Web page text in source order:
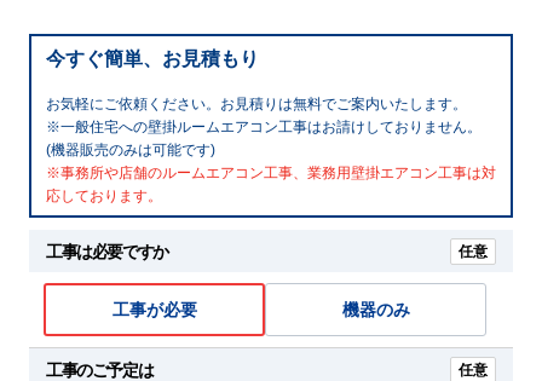
今すぐ簡単、お見積もり
お気軽にご依頼ください。お見積りは無料でご案内いたします。
※一般住宅への壁掛ルームエアコン工事はお請けしておりません。
(機器販売のみは可能です)
※事務所や店舗のルームエアコン工事、業務用壁掛エアコン工事は対
応しております。
工事は必要ですか 任意
工事が必要 機器のみ
工事のご予定は 任意